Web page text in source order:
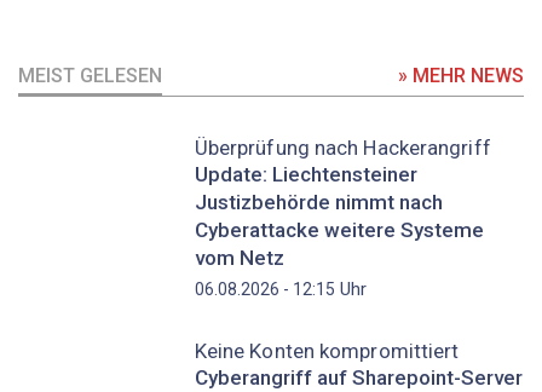
MEIST GELESEN » MEHR NEWS
Überprüfung nach Hackerangriff
Update: Liechtensteiner
Justizbehörde nimmt nach
Cyberattacke weitere Systeme
vom Netz
06.08.2026 - 12:15 Uhr
Keine Konten kompromittiert
Cyberangriff auf Sharepoint-Server